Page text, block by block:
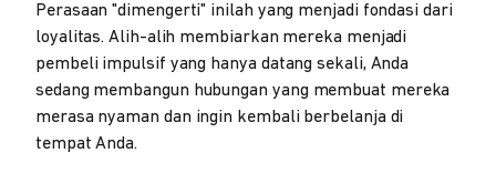
Perasaan "dimengerti" inilah yang menjadi fondasi dari
loyalitas. Alih-alih membiarkan mereka menjadi
pembeli impulsif yang hanya datang sekali, Anda
sedang membangun hubungan yang membuat mereka
merasa nyaman dan ingin kembali berbelanja di
tempat Anda.